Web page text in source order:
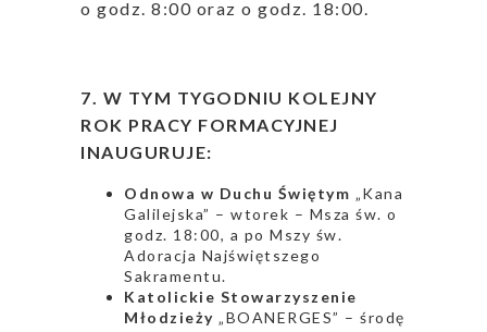
o godz. 8:00 oraz o godz. 18:00.
7. W TYM TYGODNIU KOLEJNY
ROK PRACY FORMACYJNEJ
INAUGURUJE:
Odnowa w Duchu Świętym „Kana
Galilejska” – wtorek – Msza św. o
godz. 18:00, a po Mszy św.
Adoracja Najświętszego
Sakramentu.
Katolickie Stowarzyszenie
Młodzieży „BOANERGES” – środę